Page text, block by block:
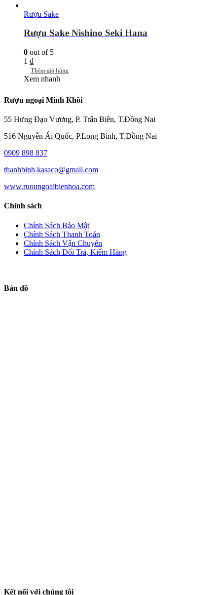
Rượu Sake
Rượu Sake Nishino Seki Hana
0 out of 5
1 ₫
Thêm giỏ hàng
Xem nhanh
Rượu ngoại Minh Khôi
55 Hưng Đạo Vương, P. Trấn Biên, T.Đồng Nai
516 Nguyễn Ái Quốc, P.Long Bình, T.Đồng Nai
0909 898 837
thanhbinh.kasaco@gmail.com
www.ruoungoaibienhoa.com
Chính sách
Chính Sách Bảo Mật
Chính Sách Thanh Toán
Chính Sách Vận Chuyển
Chính Sách Đổi Trả, Kiểm Hàng
Bản đồ
Kết nối với chúng tôi